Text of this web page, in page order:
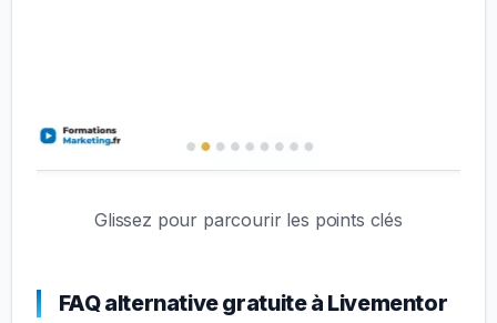
Glissez pour parcourir les points clés
FAQ alternative gratuite à Livementor